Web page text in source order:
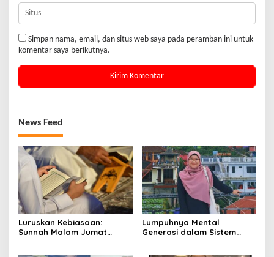
Simpan nama, email, dan situs web saya pada peramban ini untuk
komentar saya berikutnya.
News Feed
Luruskan Kebiasaan:
Sunnah Malam Jumat
Lumpuhnya Mental
Generasi dalam Sistem